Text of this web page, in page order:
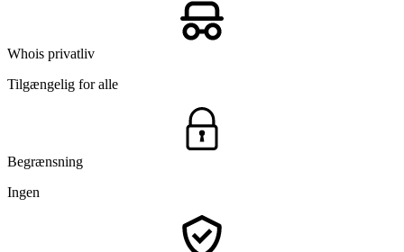
Whois privatliv
Tilgængelig for alle
Begrænsning
Ingen